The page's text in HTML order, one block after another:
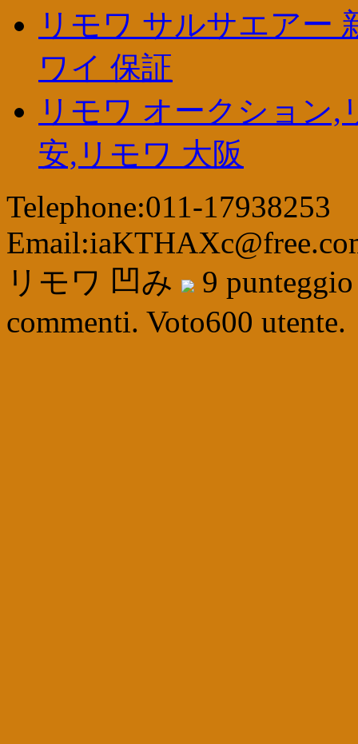
リモワ サルサエアー
ワイ 保証
リモワ オークション
安,リモワ 大阪
Telephone:011-17938253
リモワ 凹み
9
commenti. Voto600 utente.